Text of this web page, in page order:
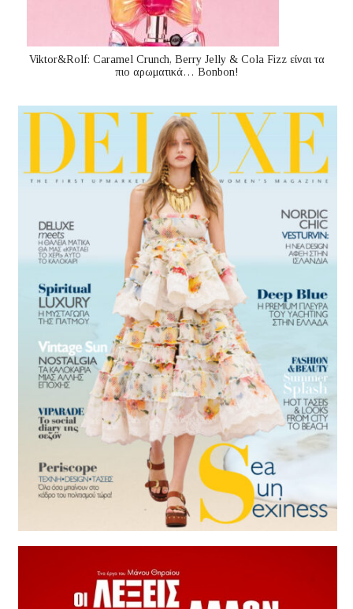
Viktor&Rolf: Caramel Crunch, Berry Jelly & Cola Fizz είναι τα
πιο αρωματικά… Bonbon!